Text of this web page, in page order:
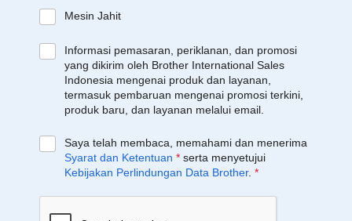
Mesin Jahit
Informasi pemasaran, periklanan, dan promosi
yang dikirim oleh Brother International Sales
Indonesia mengenai produk dan layanan,
termasuk pembaruan mengenai promosi terkini,
produk baru, dan layanan melalui email.
Saya telah membaca, memahami dan menerima
Syarat dan Ketentuan * serta menyetujui
Kebijakan Perlindungan Data Brother. *